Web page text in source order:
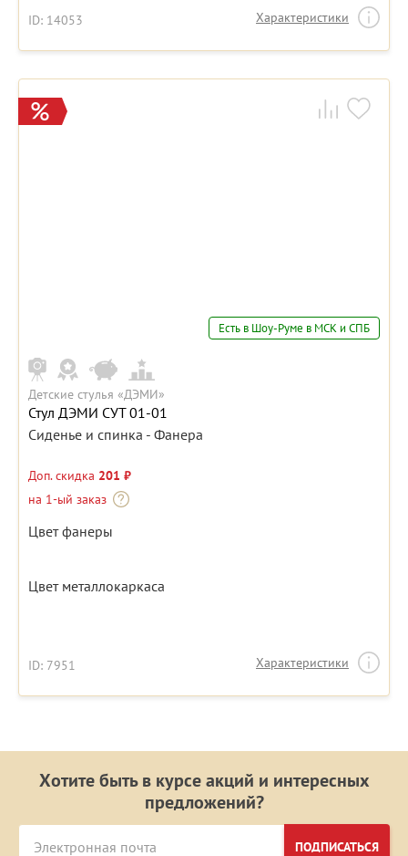
ID: 14053 Характеристики
Есть в Шоу-Руме в МСК и СПБ
Детские стулья «ДЭМИ»
Стул ДЭМИ СУТ 01-01
Сиденье и спинка - Фанера
Доп. скидка 201 ₽
на 1-ый заказ
Цвет фанеры
Цвет металлокаркаса
ID: 7951 Характеристики
Хотите быть в курсе акций и интересных
предложений?
ПОДПИСАТЬСЯ